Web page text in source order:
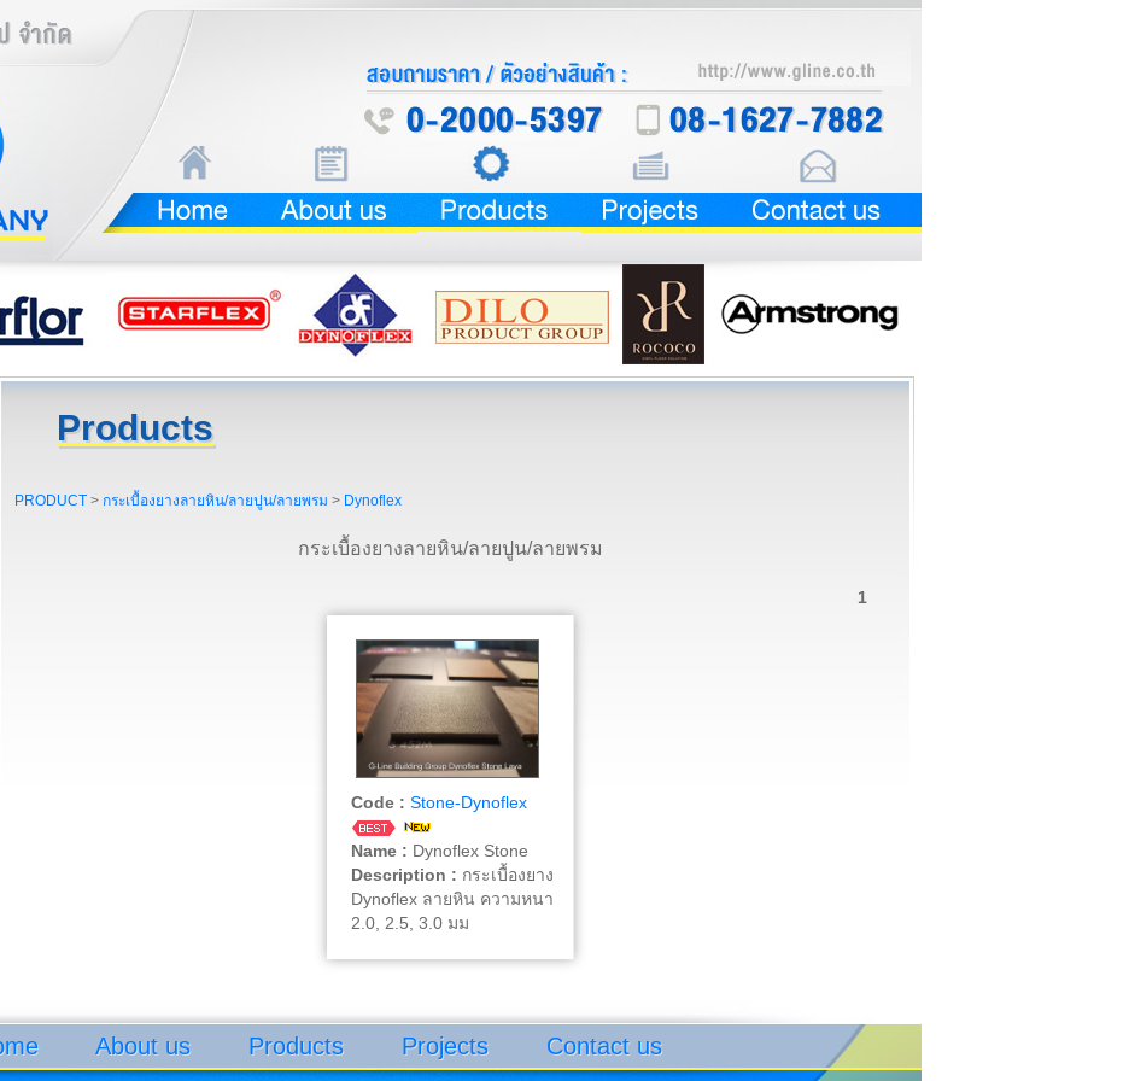
Products
PRODUCT > กระเบื้องยางลายหิน/ลายปูน/ลายพรม > Dynoflex
กระเบื้องยางลายหิน/ลายปูน/ลายพรม
1
Code : Stone-Dynoflex
Name : Dynoflex Stone
Description : กระเบื้องยาง
Dynoflex ลายหิน ความหนา
2.0, 2.5, 3.0 มม
About us Products Projects Contact us